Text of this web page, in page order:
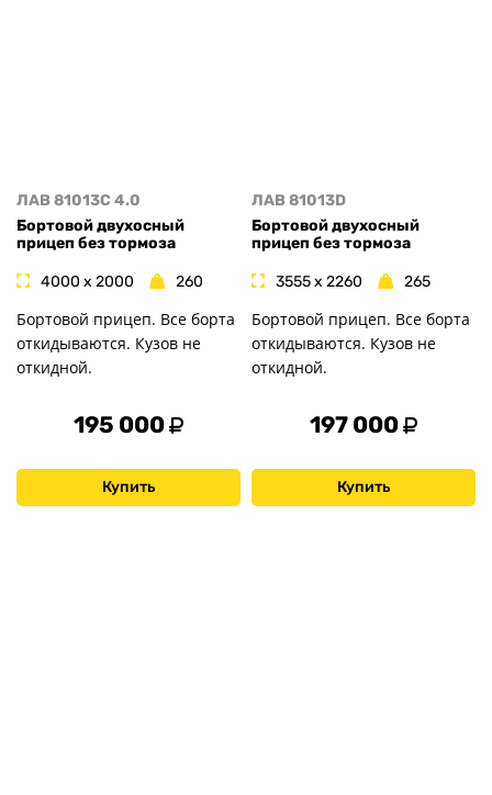
ЛАВ 81013C 4.0
Бортовой двухосный
прицеп без тормоза
4000 x 2000 260
Бортовой прицеп. Все борта
откидываются. Кузов не
откидной.
195 000
Купить
ЛАВ 81013D
Бортовой двухосный
прицеп без тормоза
3555 x 2260 265
Бортовой прицеп. Все борта
откидываются. Кузов не
откидной.
197 000
Купить